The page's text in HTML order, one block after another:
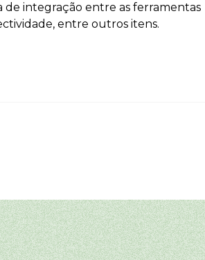
de integração entre as ferramentas
entre outros itens.